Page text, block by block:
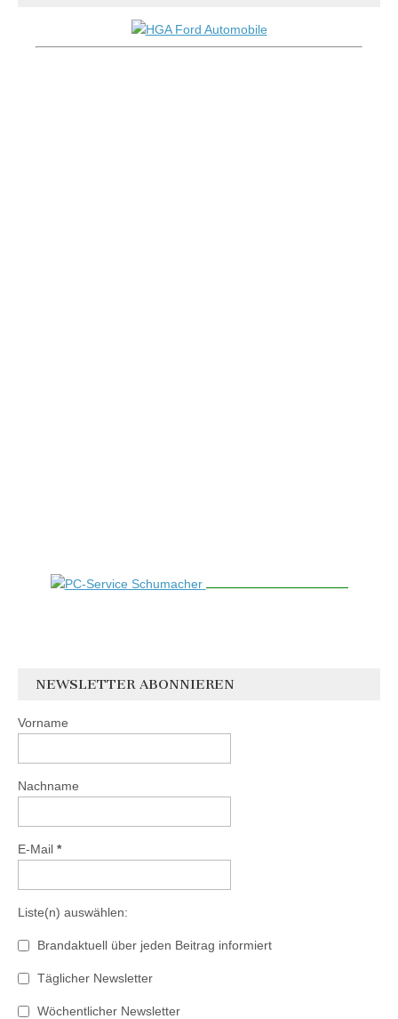
NEWSLETTER ABONNIEREN
Vorname
Nachname
E-Mail *
Liste(n) auswählen:
Brandaktuell über jeden Beitrag informiert
Täglicher Newsletter
Wöchentlicher Newsletter